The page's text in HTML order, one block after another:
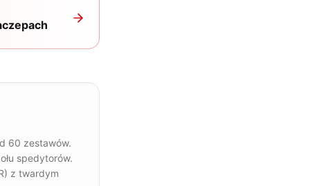
60 zestawów.
spedytorów.
z twardym